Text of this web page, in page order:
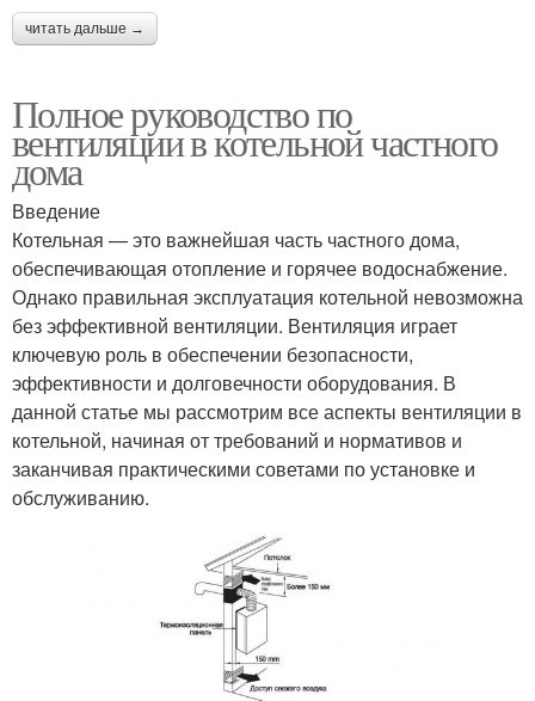
читать дальше →
Полное руководство по
вентиляции в котельной частного
дома
Введение
Котельная — это важнейшая часть частного дома,
обеспечивающая отопление и горячее водоснабжение.
Однако правильная эксплуатация котельной невозможна
без эффективной вентиляции. Вентиляция играет
ключевую роль в обеспечении безопасности,
эффективности и долговечности оборудования. В
данной статье мы рассмотрим все аспекты вентиляции в
котельной, начиная от требований и нормативов и
заканчивая практическими советами по установке и
обслуживанию.